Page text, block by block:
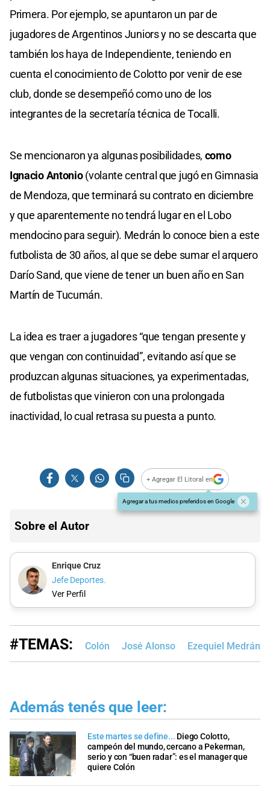
Primera. Por ejemplo, se apuntaron un par de
jugadores de Argentinos Juniors y no se descarta que
también los haya de Independiente, teniendo en
cuenta el conocimiento de Colotto por venir de ese
club, donde se desempeñó como uno de los
integrantes de la secretaría técnica de Tocalli.
Se mencionaron ya algunas posibilidades, como
Ignacio Antonio(volante central que jugó en Gimnasia
de Mendoza, que terminará su contrato en diciembre
y que aparentemente no tendrá lugar en el Lobo
mendocino para seguir). Medrán lo conoce bien a este
futbolista de 30 años, al que se debe sumar el arquero
Darío Sand, que viene de tener un buen año en San
Martín de Tucumán.
La idea es traer a jugadores “que tengan presente y
que vengan con continuidad”, evitando así que se
produzcan algunas situaciones, ya experimentadas,
de futbolistas que vinieron con una prolongada
inactividad, lo cual retrasa su puesta a punto.
+ Agregar El Litoral en
Agregar a tus medios preferidos en Google
Sobre el Autor
Enrique Cruz
Jefe Deportes.
Ver Perfil
#TEMAS: Colón José Alonso Ezequiel Medrán
Además tenés que leer:
Este martes se define... Diego Colotto,
campeón del mundo, cercano a Pekerman,
serio y con “buen radar”: es el manager que
quiere Colón